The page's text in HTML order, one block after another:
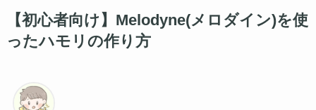
【初心者向け】Melodyne(メロダイン)を使
ったハモリの作り方